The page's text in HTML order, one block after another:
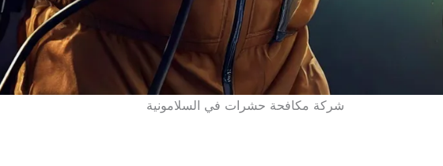
شركة مكافحة حشرات في السلامونية